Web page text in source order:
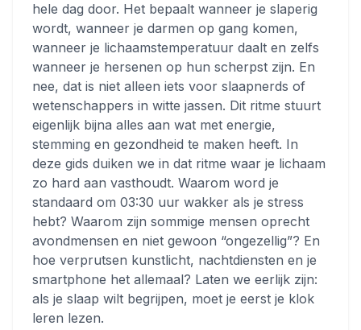
hele dag door. Het bepaalt wanneer je slaperig
wordt, wanneer je darmen op gang komen,
wanneer je lichaamstemperatuur daalt en zelfs
wanneer je hersenen op hun scherpst zijn. En
nee, dat is niet alleen iets voor slaapnerds of
wetenschappers in witte jassen. Dit ritme stuurt
eigenlijk bijna alles aan wat met energie,
stemming en gezondheid te maken heeft. In
deze gids duiken we in dat ritme waar je lichaam
zo hard aan vasthoudt. Waarom word je
standaard om 03:30 uur wakker als je stress
hebt? Waarom zijn sommige mensen oprecht
avondmensen en niet gewoon “ongezellig”? En
hoe verprutsen kunstlicht, nachtdiensten en je
smartphone het allemaal? Laten we eerlijk zijn:
als je slaap wilt begrijpen, moet je eerst je klok
leren lezen.